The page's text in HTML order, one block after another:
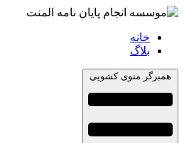
خانه
بلاگ
همبرگر منوی کشویی